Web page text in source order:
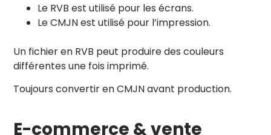
Le RVB est utilisé pour les écrans.
Le CMJN est utilisé pour l’impression.
Un fichier en RVB peut produire des couleurs
différentes une fois imprimé.
Toujours convertir en CMJN avant production.
E-commerce & vente